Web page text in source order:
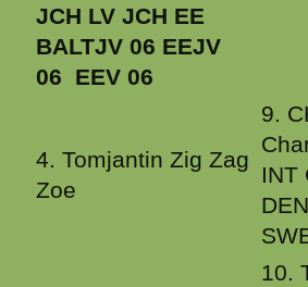
JCH LV JCH EE
BALTJV 06 EEJV
06 EEV 06
4. Tomjantin Zig Zag
Zoe
9.
INT
10.